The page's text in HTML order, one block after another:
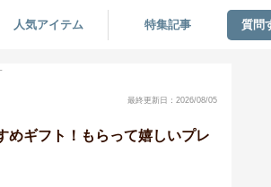
人気アイテム 特集記事 質問
最終更新日：2026/08/05
めギフト！もらって嬉しいプレ